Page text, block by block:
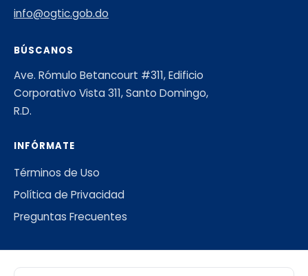
info@ogtic.gob.do
BÚSCANOS
Ave. Rómulo Betancourt #311, Edificio
Corporativo Vista 311, Santo Domingo,
R.D.
INFÓRMATE
Términos de Uso
Política de Privacidad
Preguntas Frecuentes